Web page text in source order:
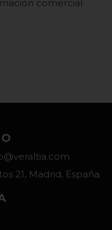
comercial
21, Madrid, España